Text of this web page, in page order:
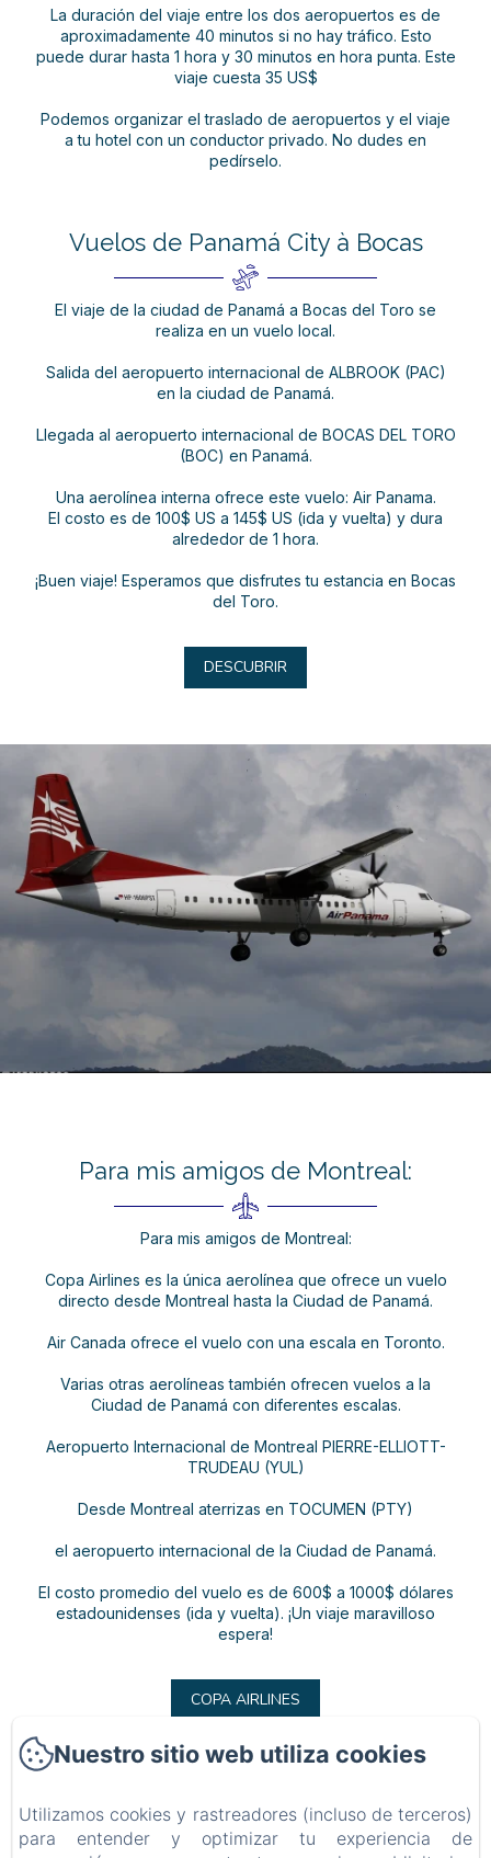
La duración del viaje entre los dos aeropuertos es de
aproximadamente 40 minutos si no hay tráfico. Esto
puede durar hasta 1 hora y 30 minutos en hora punta. Este
viaje cuesta 35 US$
Podemos organizar el traslado de aeropuertos y el viaje
a tu hotel con un conductor privado. No dudes en
pedírselo.
Vuelos de Panamá City à Bocas
El viaje de la ciudad de Panamá a Bocas del Toro se
realiza en un vuelo local.
Salida del aeropuerto internacional de ALBROOK (PAC)
en la ciudad de Panamá.
Llegada al aeropuerto internacional de BOCAS DEL TORO
(BOC) en Panamá.
Una aerolínea interna ofrece este vuelo: Air Panama.
El costo es de 100$ US a 145$ US (ida y vuelta) y dura
alrededor de 1 hora.
¡Buen viaje! Esperamos que disfrutes tu estancia en Bocas
del Toro.
DESCUBRIR
Para mis amigos de Montreal:
Para mis amigos de Montreal:
Copa Airlines es la única aerolínea que ofrece un vuelo
directo desde Montreal hasta la Ciudad de Panamá.
Air Canada ofrece el vuelo con una escala en Toronto.
Varias otras aerolíneas también ofrecen vuelos a la
Ciudad de Panamá con diferentes escalas.
Aeropuerto Internacional de Montreal PIERRE-ELLIOTT-
TRUDEAU (YUL)
Desde Montreal aterrizas en TOCUMEN (PTY)
el aeropuerto internacional de la Ciudad de Panamá.
El costo promedio del vuelo es de 600$ a 1000$ dólares
estadounidenses (ida y vuelta). ¡Un viaje maravilloso
espera!
COPA AIRLINES
BARRBRA BNB
Política de privacidad Información legal Información sobre cookies
Nuestro sitio web utiliza cookies
Utilizamos cookies y rastreadores (incluso de terceros)
para entender y optimizar tu experiencia de